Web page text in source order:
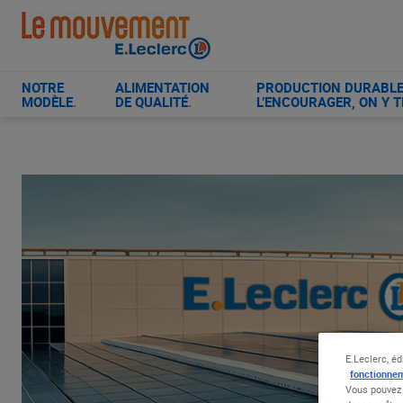
Aller
contenu
NOTRE
MODÈLE.
ALIMENTATION
DE QUALITÉ.
PRODUCTION
L’ENCOURAGER, ON Y
E.Leclerc,
Vous